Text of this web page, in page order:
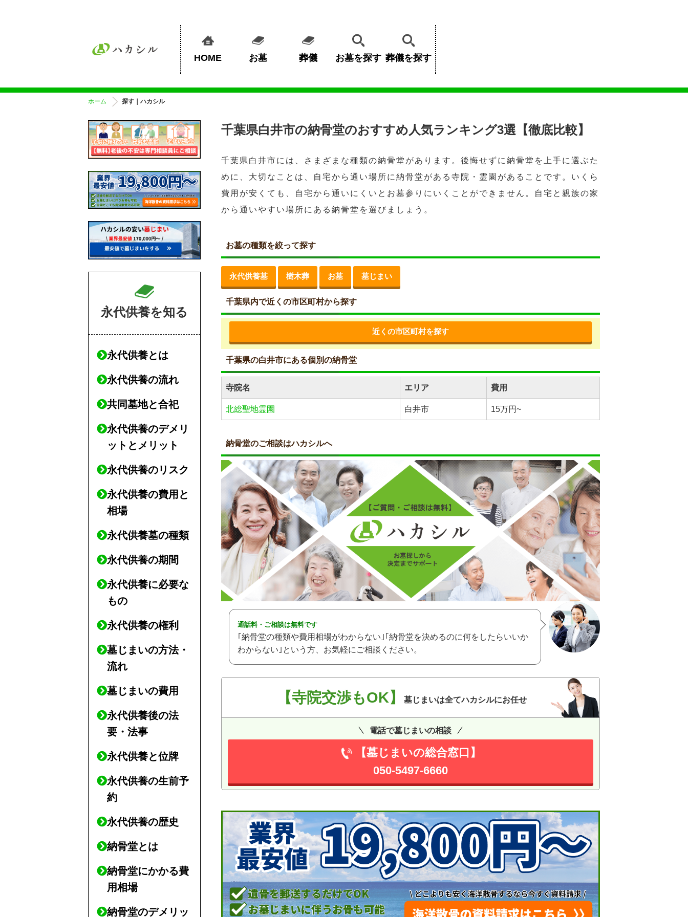
HOME お墓 葬儀 お墓を探す 葬儀を探す
ホーム 探す｜ハカシル
千葉県白井市の納骨堂のおすすめ人気ランキング3選【徹底比較】
千葉県白井市には、さまざまな種類の納骨堂があります。後悔せずに納骨堂を上手に選ぶた
めに、大切なことは、自宅から通い場所に納骨堂がある寺院・霊園があることです。いくら
費用が安くても、自宅から通いにくいとお墓参りにいくことができません。自宅と親族の家
から通いやすい場所にある納骨堂を選びましょう。
お墓の種類を絞って探す
永代供養墓 樹木葬 お墓 墓じまい
千葉県内で近くの市区町村から探す
近くの市区町村を探す
千葉県の白井市にある個別の納骨堂
寺院名 エリア 費用
北総聖地霊園 白井市 15万円~
納骨堂のご相談はハカシルへ
通話料・ご相談は無料です
｢納骨堂の種類や費用相場がわからない｣｢納骨堂を決めるのに何をしたらいいか
わからない｣という方、お気軽にご相談ください。
【寺院交渉もOK】 墓じまいは全てハカシルにお任せ
電話で墓じまいの相談
【墓じまいの総合窓口】
050-5497-6660
永代供養を知る
永代供養とは
永代供養の流れ
共同墓地と合祀
永代供養のデメリ
ットとメリット
永代供養のリスク
永代供養の費用と
相場
永代供養墓の種類
永代供養の期間
永代供養に必要な
もの
永代供養の権利
墓じまいの方法・
流れ
墓じまいの費用
永代供養後の法
要・法事
永代供養と位牌
永代供養の生前予
約
永代供養の歴史
納骨堂とは
納骨堂にかかる費
用相場
納骨堂のデメリッ